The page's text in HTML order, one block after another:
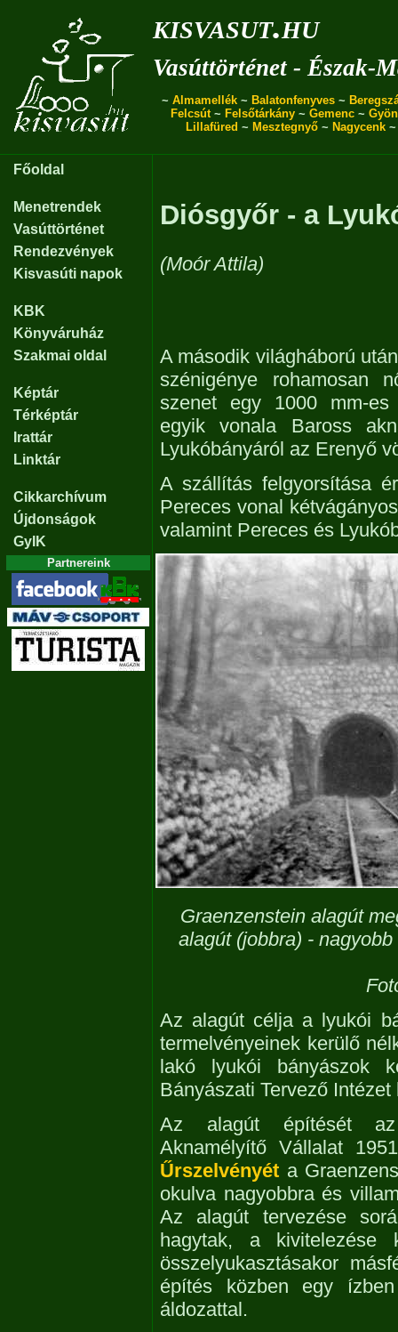
kisvasut.hu
Vasúttörténet - Észak-
~ Almamellék ~ Balatonfenyves ~
Felcsút~ Felsőtárkány ~ Gemenc ~
Lillafüred ~ Mesztegnyő~ Nagycenk
Főoldal
Menetrendek
Vasúttörténet
Rendezvények
Kisvasúti napok
KBK
Könyváruház
Szakmai oldal
Képtár
Térképtár
Irattár
Linktár
Cikkarchívum
Újdonságok
GyIK
Partnereink
Diósgyőr - a
(Moór Attila)
A második világháború
szénigénye rohamosan
szenet egy 1000 mm-es
egyik vonala Baross
Lyukóbányáról az Erenyő
A szállítás felgyorsítása
Pereces vonal
valamint Pereces és
Graenzenstein alagút
alagút (jobbra) -
Az alagút célja a lyukói
termelvényeinek kerülő
lakó lyukói bányászok
Bányászati Tervező
Az alagút építését az
Aknamélyítő Vállalat
Űrszelvényét a
okulva nagyobbra és
Az alagút tervezése
hagytak, a kivitelezése
összelyukasztásakor
építés közben egy
áldozattal.